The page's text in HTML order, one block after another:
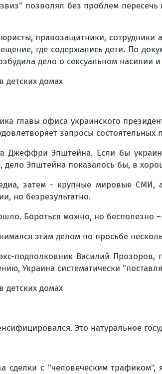
позволял без проблем
правозащитники,
где содержались дети. По
дело о сексуальном насилии
главы офиса украинского
запросы
Джеффри Эпштейна. Если бы
дело Эпштейна показалось бы, в
затем - крупные мировые СМИ,
но безрезультатно.
Бороться можно, но бесполезно
этим делом по просьбе
подполковник Василий
Украина систематически
Это натуральное
с "человеческим трафиком",